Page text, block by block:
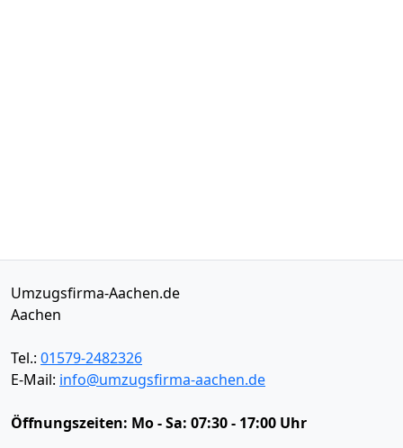
Umzugsfirma-Aachen.de
Aachen
Tel.: 01579-2482326
E-Mail: info@umzugsfirma-aachen.de
Öffnungszeiten: Mo - Sa: 07:30 - 17:00 Uhr